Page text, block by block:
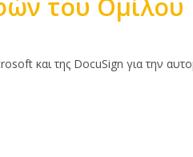
του Ομίλου
και της DocuSign για την